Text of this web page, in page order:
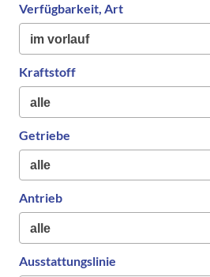
Verfügbarkeit, Art
Kraftstoff
Getriebe
Antrieb
Ausstattungslinie